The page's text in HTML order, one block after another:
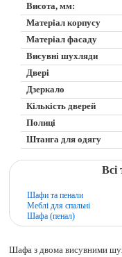
Висота, мм:
Матеріал корпусу
Матеріал фасаду
Висувні шухляди
Двері
Дзеркало
Кількість дверей
Полиці
Штанга для одягу
Всі
Шафи та пенали
Меблі для спальні
Шафа (пенал)
Шафа з двома висувними